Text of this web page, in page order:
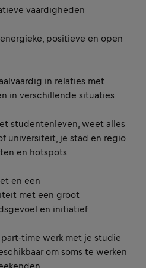
vaardigheden
positieve en open
in relaties met
in verschillende situaties
studentenleven, weet alles
universiteit, je stad en regio
en hotspots
en een
met een groot
en initiatief
time werk met je studie
om soms te werken